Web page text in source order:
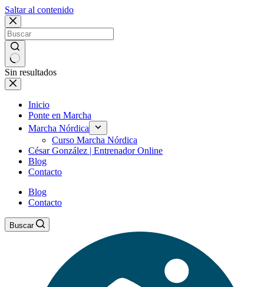
Saltar al contenido
Sin resultados
Inicio
Ponte en Marcha
Marcha Nórdica
Curso Marcha Nórdica
César González | Entrenador Online
Blog
Contacto
Blog
Contacto
Buscar